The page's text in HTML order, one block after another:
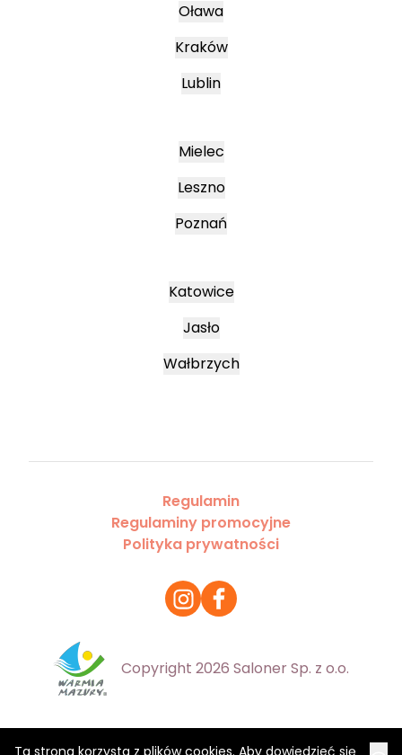
Ta strona korzysta z plików cookies. Aby dowiedzieć się
Oława
Kraków
Lublin
Mielec
Leszno
Poznań
Katowice
Jasło
Wałbrzych
Regulamin
Regulaminy promocyjne
Polityka prywatności
Copyright 2026 Saloner Sp. z o.o.